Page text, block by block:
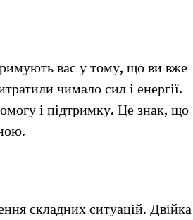
вас у тому, що ви вже
чимало сил і енергії.
і підтримку. Це знак, що
складних ситуацій. Двійка